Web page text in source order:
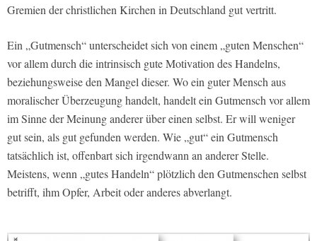
Gremien der christlichen Kirchen in Deutschland gut vertritt.
Ein „Gutmensch“ unterscheidet sich von einem „guten Menschen“
vor allem durch die intrinsisch gute Motivation des Handelns,
beziehungsweise den Mangel dieser. Wo ein guter Mensch aus
moralischer Überzeugung handelt, handelt ein Gutmensch vor allem
im Sinne der Meinung anderer über einen selbst. Er will weniger
gut sein, als gut gefunden werden. Wie „gut“ ein Gutmensch
tatsächlich ist, offenbart sich irgendwann an anderer Stelle.
Meistens, wenn „gutes Handeln“ plötzlich den Gutmenschen selbst
betrifft, ihm Opfer, Arbeit oder anderes abverlangt.